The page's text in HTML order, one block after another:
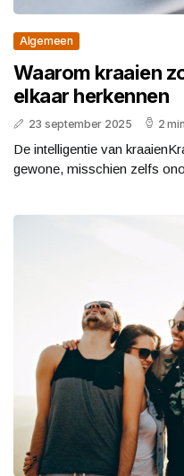
Algemeen
Waarom kraaien
elkaar herkennen
23 september 2025 2
De intelligentie van
gewone, misschien zelfs